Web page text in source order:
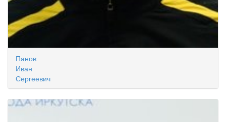
Панов
Иван
Сергеевич